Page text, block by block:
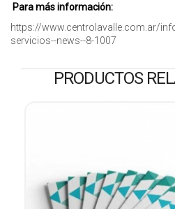
Para más información:
https://www.centrolavalle.com.ar/
servicios--news--8-1007
PRODUCTOS